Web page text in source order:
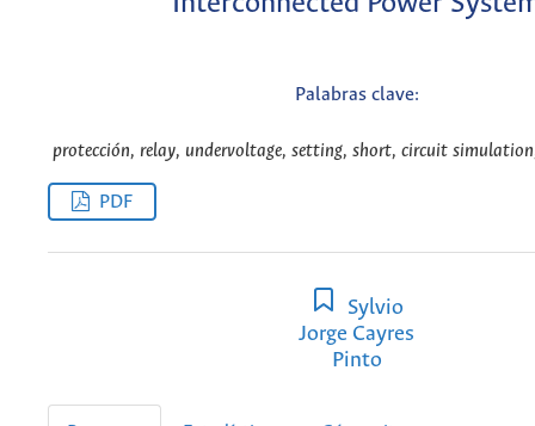
Palabras clave:
protección, relay, undervoltage, setting, short, circuit
PDF
Sylvio
Jorge Cayres
Pinto